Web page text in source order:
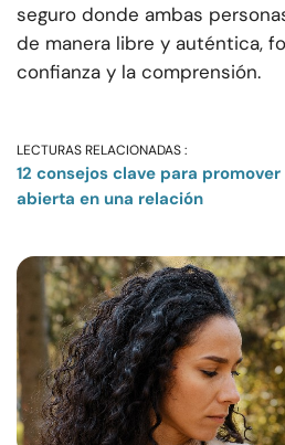
seguro donde ambas
de manera libre y auténtica,
confianza y la comprensión.
LECTURAS RELACIONADAS :
12 consejos clave para
abierta en una relación